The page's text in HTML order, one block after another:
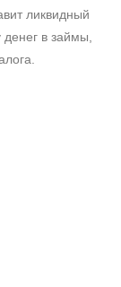
ликвидный
в займы,